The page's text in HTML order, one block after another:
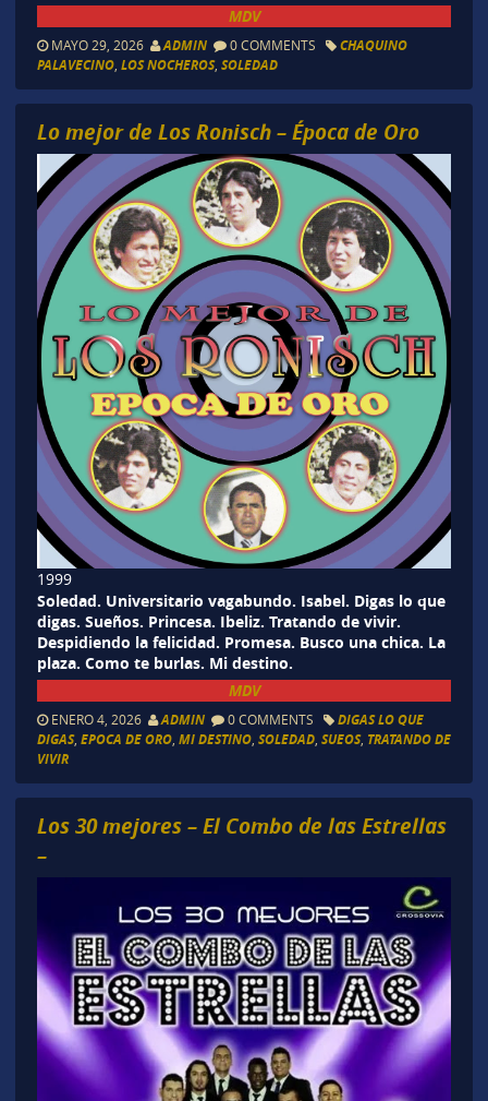
MDV
MAYO 29, 2026 ADMIN 0 COMMENTS
CHAQUINO
PALAVECINO, LOS NOCHEROS, SOLEDAD
Lo mejor de Los Ronisch – Época de Oro
1999
Soledad. Universitario vagabundo. Isabel. Digas lo que
digas. Sueños. Princesa. Ibeliz. Tratando de vivir.
Despidiendo la felicidad. Promesa. Busco una chica. La
plaza. Como te burlas. Mi destino.
MDV
ENERO 4, 2026 ADMIN 0 COMMENTS
DIGAS LO QUE
DIGAS, EPOCA DE ORO, MI DESTINO, SOLEDAD, SUEOS, TRATANDO DE
VIVIR
Los 30 mejores – El Combo de las Estrellas
–